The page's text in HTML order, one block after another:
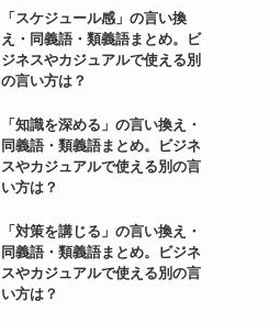
「スケジュール感」の言い換
え・同義語・類義語まとめ。ビ
ジネスやカジュアルで使える別
の言い方は？
「知識を深める」の言い換え・
同義語・類義語まとめ。ビジネ
スやカジュアルで使える別の言
い方は？
「対策を講じる」の言い換え・
同義語・類義語まとめ。ビジネ
スやカジュアルで使える別の言
い方は？